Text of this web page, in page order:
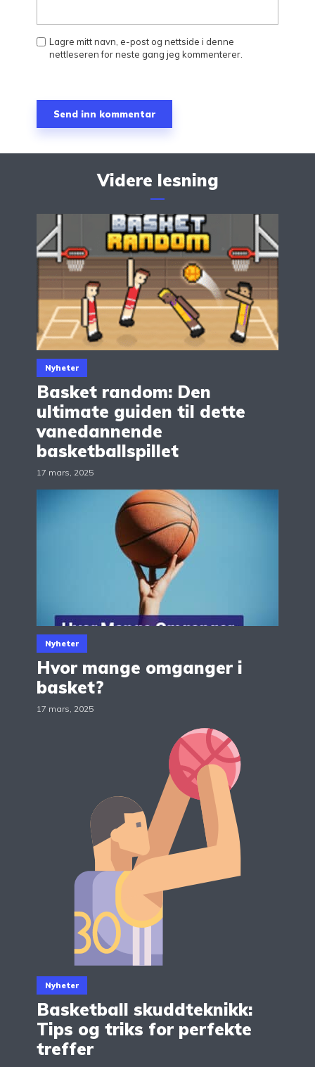
Lagre mitt navn, e-post og nettside i denne
nettleseren for neste gang jeg kommenterer.
Videre lesning
Nyheter
Basket random: Den
ultimate guiden til dette
vanedannende
basketballspillet
17 mars, 2025
Nyheter
Hvor mange omganger i
basket?
17 mars, 2025
Nyheter
Basketball skuddteknikk:
Tips og triks for perfekte
treffer